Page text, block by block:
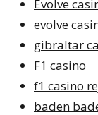
Evolve
evolve
gibraltar
F1 casino
f1 casino
baden